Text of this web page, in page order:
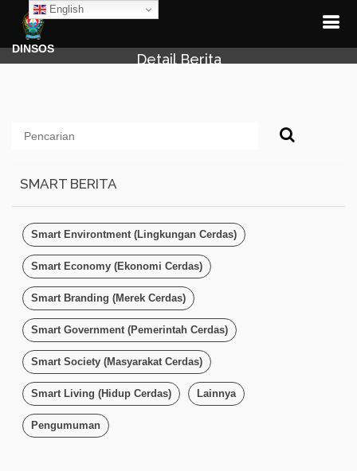
English
DINSOS
Detail Berita
SMART BERITA
Smart Environtment (Lingkungan Cerdas)
Smart Economy (Ekonomi Cerdas)
Smart Branding (Merek Cerdas)
Smart Government (Pemerintah Cerdas)
Smart Society (Masyarakat Cerdas)
Smart Living (Hidup Cerdas) Lainnya
Pengumuman